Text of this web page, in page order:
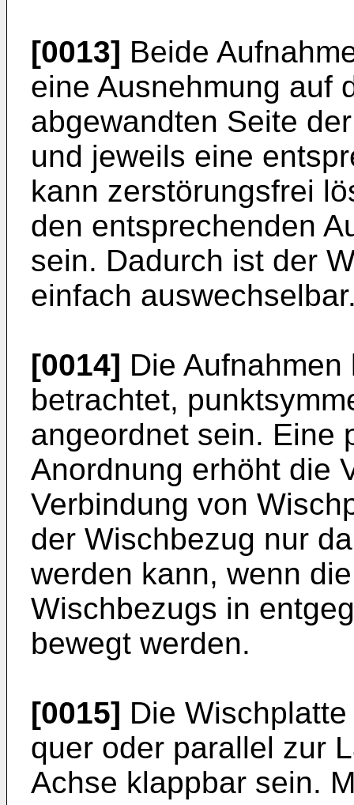
[0013] Beide
eine Ausnehmung auf
abgewandten Seite
und jeweils eine
kann zerstörungsfrei
den entsprechenden
sein. Dadurch ist der
einfach
[0014] Die
betrachtet,
angeordnet sein. Eine
Anordnung erhöht die
Verbindung von
der Wischbezug nur
werden kann, wenn
Wischbezugs in
bewegt werden.
[0015] Die
quer oder parallel zur
Achse klappbar sein.